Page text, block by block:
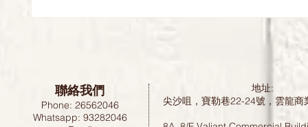
聯絡我們
Phone: 26562046
Whatsapp: 93282046
地址:
尖沙咀，寶勒巷22-24號，雲龍